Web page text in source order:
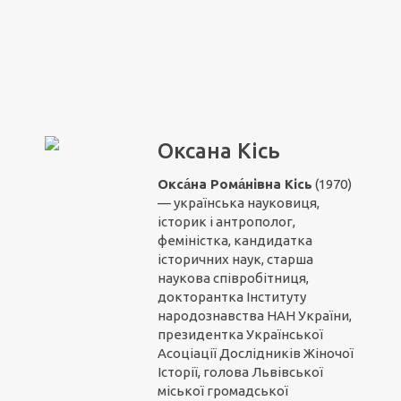
Оксана Кісь
Окса́на Рома́нівна Кісь (1970)
— українська науковиця,
історик і антрополог,
феміністка, кандидатка
історичних наук, старша
наукова співробітниця,
докторантка Інституту
народознавства НАН України,
президентка Української
Асоціації Дослідників Жіночої
Історії, голова Львівської
міської громадської